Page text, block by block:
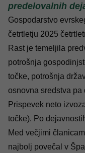
predelovalnih
Gospodarstvo
četrtletju 2025
Rast je temeljila
potrošnja
točke, potrošnja
osnovna sredstva pa
Prispevek neto
točke). Po
Med večjimi
najbolj povečal v